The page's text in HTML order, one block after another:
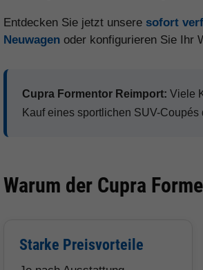
Entdecken Sie jetzt unsere sofort
Neuwagen oder konfigurieren Sie Ihr
Cupra Formentor Reimport: Viele
Kauf eines sportlichen SUV-
Warum der Cupra
Starke Preisvorteile